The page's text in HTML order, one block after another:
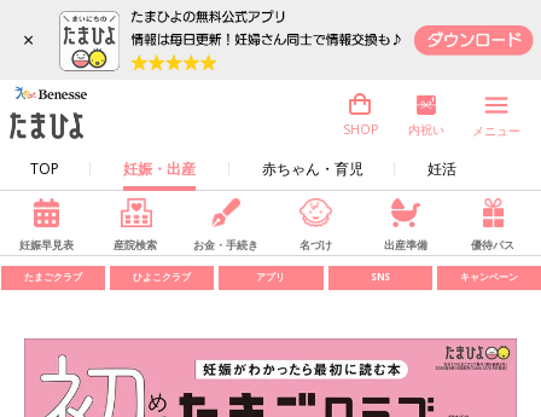
×
TOP 妊娠・出産 赤ちゃん・育児 妊活
SHOP 内祝い メニュー
妊娠早見表 産院検索 お金・手続き 名づけ 出産準備 優待パス
たまごクラブ ひよこクラブ アプリ SNS キャンペーン